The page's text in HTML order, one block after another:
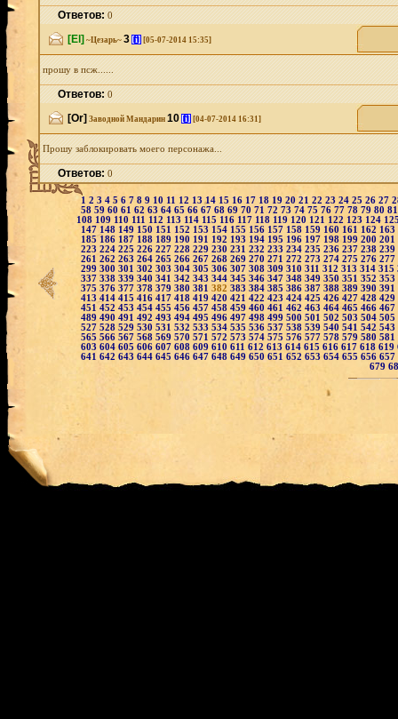
Ответов:0
[El] ~Цезарь~ 3 [i] [05-07-2014 15:35]
прошу в псж......
Ответов:0
[Or] Заводной Мандарин 10 [i] [04-07-2014 16:31]
Прошу заблокировать моего персонажа...
Ответов:0
1 2 3 4 5 6 7 8 9 10 11 12 1314 15 16 17 18 19 20 21 22 23 24 25 26 27
58 59 60 61 62 63 64 65 66 67 68 69 70 71 72 73 74 75 76 77 78 79 80
108 109 110 111 112 113 114 115 116 117 118 119 120 121 122 123 124
147 148 149 150 151 152 153 154 155 156 157 158 159 160 161 162 163
185 186 187 188 189 190 191 192 193 194 195 196 197 198 199 200 201
223 224 225 226 227 228 229 230 231 232 233 234 235 236 237 238 239
261 262 263 264 265 266 267 268 269 270 271 272 273 274 275 276 277
299 300 301 302 303 304 305 306 307 308 309 310 311 312 313 314 315
337 338 339 340 341 342 343 344 345 346 347 348 349 350 351 352 353
375 376 377 378 379 380 381 382 383 384 385 386 387 388 389 390 391
413 414 415 416 417 418 419 420 421 422 423 424 425 426 427 428 429
451 452 453 454 455 456 457 458 459 460 461 462 463 464 465 466 467
489 490 491 492 493 494 495 496 497 498 499 500 501 502 503 504 505
527 528 529 530 531 532 533 534 535 536 537 538 539 540 541 542 543
565 566 567 568 569 570 571 572 573 574 575 576 577 578 579 580 581
603 604 605 606 607 608 609 610 611 612 613 614 615 616 617 618 619
641 642 643 644 645 646 647 648 649 650 651 652 653 654 655 656 657
679